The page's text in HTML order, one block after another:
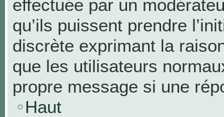
effectuée par un
qu’ils puissent prendre
discrète exprimant la
que les utilisateurs
propre message si une
Haut